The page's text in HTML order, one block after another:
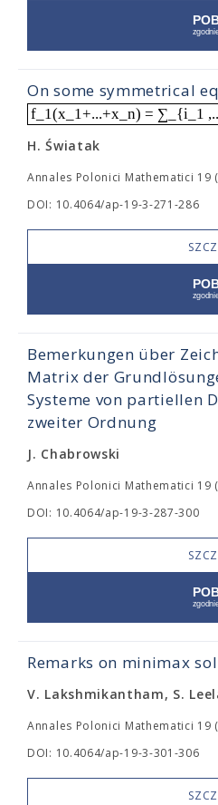
On some symmetrical
f_1(x_1+...+x_n) = ∑_{i_1
H. Światak
Annales Polonici Mathematici 19
DOI: 10.4064/ap-19-3-271-286
Bemerkungen über
Matrix der
Systeme von partiellen
zweiter Ordnung
J. Chabrowski
Annales Polonici Mathematici 19
DOI: 10.4064/ap-19-3-287-300
Remarks on minimax
V. Lakshmikantham, S.
Annales Polonici Mathematici 19
DOI: 10.4064/ap-19-3-301-306